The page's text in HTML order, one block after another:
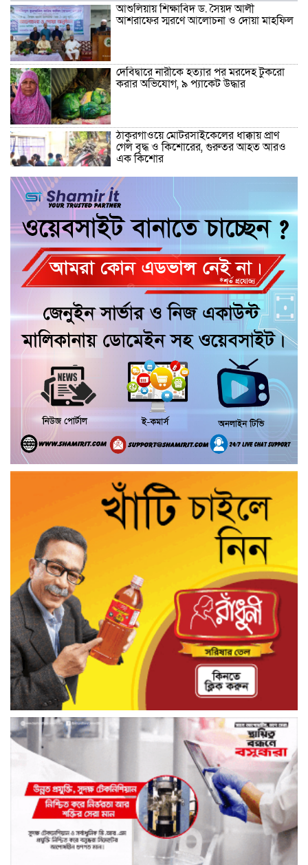
আশুলিয়ায় শিক্ষাবিদ ড. সৈয়দ আলী
আশরাফের স্মরণে আলোচনা ও দোয়া মাহফিল
দেবিদ্বারে নারীকে হত্যার পর মরদেহ টুকরো
করার অভিযোগ, ৯ প্যাকেট উদ্ধার
ঠাকুরগাঁওয়ে মোটরসাইকেলের ধাক্কায় প্রাণ
গেল বৃদ্ধ ও কিশোরের, গুরুতর আহত আরও
এক কিশোর
ঠাকুরগাঁওয়ে মাছ ধরতে গিয়ে আর ফেরা হলো
না বাড়ি, নোনো নদীতে বৃদ্ধের মর্মান্তিক মৃত্যু
টঙ্গিবাড়ীতে মালদ্বীপের রাষ্ট্রদূত, শিক্ষার্থীদের
সঙ্গে মতবিনিময় ও সোনারং জোড়া মঠ
পরিদর্শন
গৌরনদীতে বিএনপি নেতাদের বিরুদ্ধে মিথ্যা
চাঁদা দাবির অভিযোগের তীব্র প্রতিবাদ ও
ক্ষোভ প্রকাশ
যাত্রাপথে গৌরনদীর টং দোকানে চা পান
তথ্যমন্ত্রী, স্থানীয়দের সঙ্গে কুশল বিনিময়
মাদকের সাথে জড়িত ব্যাক্তিদের কোন প্রকার
ছাড় নেই, নেওয়া হবে কঠোর ব্যবস্থা খুলনা
জেলা পুলিশ সুপার
“জুলাই কোন দল বা গোষ্টীর নয়, এটি সমগ্র
জাতির ” অ্যাডভোকেট জালাল উদ্দিন এমপি
ধামরাইয়ে ট্রাক চাপায় মোটরসাইকেল আরোহী
পশু চিকিৎসক নিহত, আহত ৩